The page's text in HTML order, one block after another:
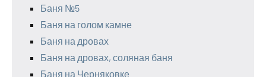
Баня №5
Баня на голом камне
Баня на дровах
Баня на дровах, соляная баня
Баня на Черняковке